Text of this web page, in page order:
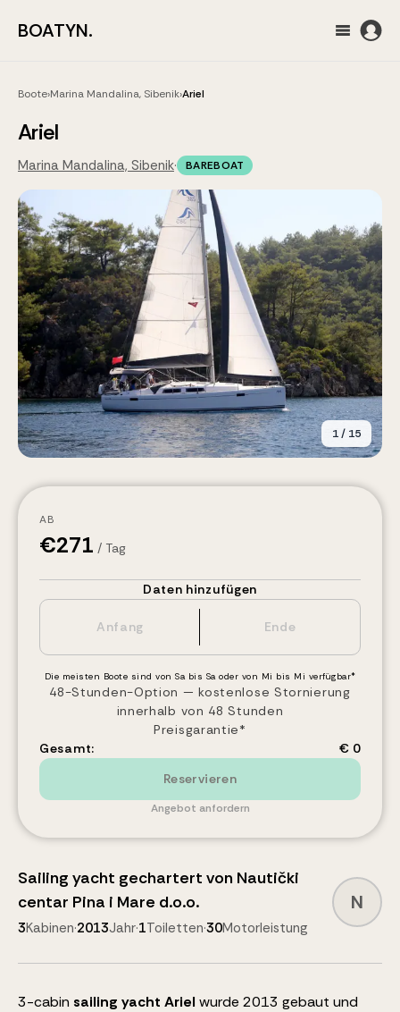
BOATYN.
Boote›Marina Mandalina, Sibenik›Ariel
Ariel
Marina Mandalina, Sibenik· BAREBOAT
1/ 15
AB
€271 / Tag
Daten hinzufügen
Die meisten Boote sind von Sa bis Sa oder von Mi bis Mi verfügbar*
48-Stunden-Option — kostenlose Stornierung
innerhalb von 48 Stunden
Preisgarantie*
Gesamt:
€ 0
Reservieren
Angebot anfordern
Sailing yacht gechartert von Nautički
centar Pina i Mare d.o.o.
3Kabinen·2013Jahr·1Toiletten·30Motorleistung
N
3-cabin sailing yacht Ariel wurde 2013 gebaut und